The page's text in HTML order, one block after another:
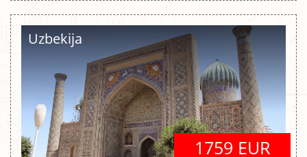
Uzbekija
1759 EUR